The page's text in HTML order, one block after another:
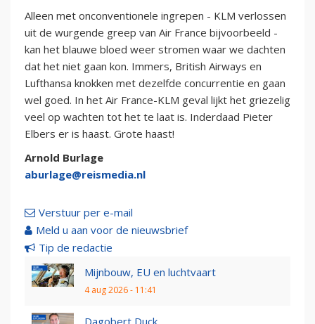
Alleen met onconventionele ingrepen - KLM verlossen
uit de wurgende greep van Air France bijvoorbeeld -
kan het blauwe bloed weer stromen waar we dachten
dat het niet gaan kon. Immers, British Airways en
Lufthansa knokken met dezelfde concurrentie en gaan
wel goed. In het Air France-KLM geval lijkt het griezelig
veel op wachten tot het te laat is. Inderdaad Pieter
Elbers er is haast. Grote haast!
Arnold Burlage
aburlage@reismedia.nl
Verstuur per e-mail
Meld u aan voor de nieuwsbrief
Tip de redactie
Mijnbouw, EU en luchtvaart
4 aug 2026 - 11:41